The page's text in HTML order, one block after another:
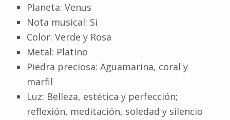
Planeta: Venus
Nota musical: Si
Color: Verde y Rosa
Metal: Platino
Piedra preciosa: Aguamarina, coral y
marfil
Luz: Belleza, estética y perfección;
reflexión, meditación, soledad y silencio